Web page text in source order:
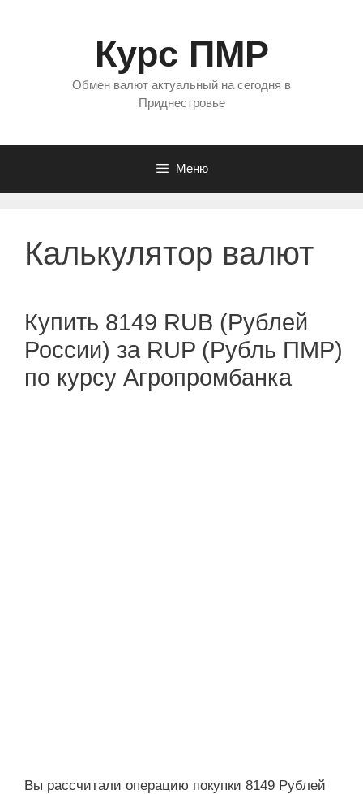
Курс ПМР
Обмен валют актуальный на сегодня в
Приднестровье
Меню
Калькулятор валют
Купить 8149 RUB (Рублей
России) за RUP (Рубль ПМР)
по курсу Агропромбанка
Вы рассчитали операцию покупки 8149 Рублей